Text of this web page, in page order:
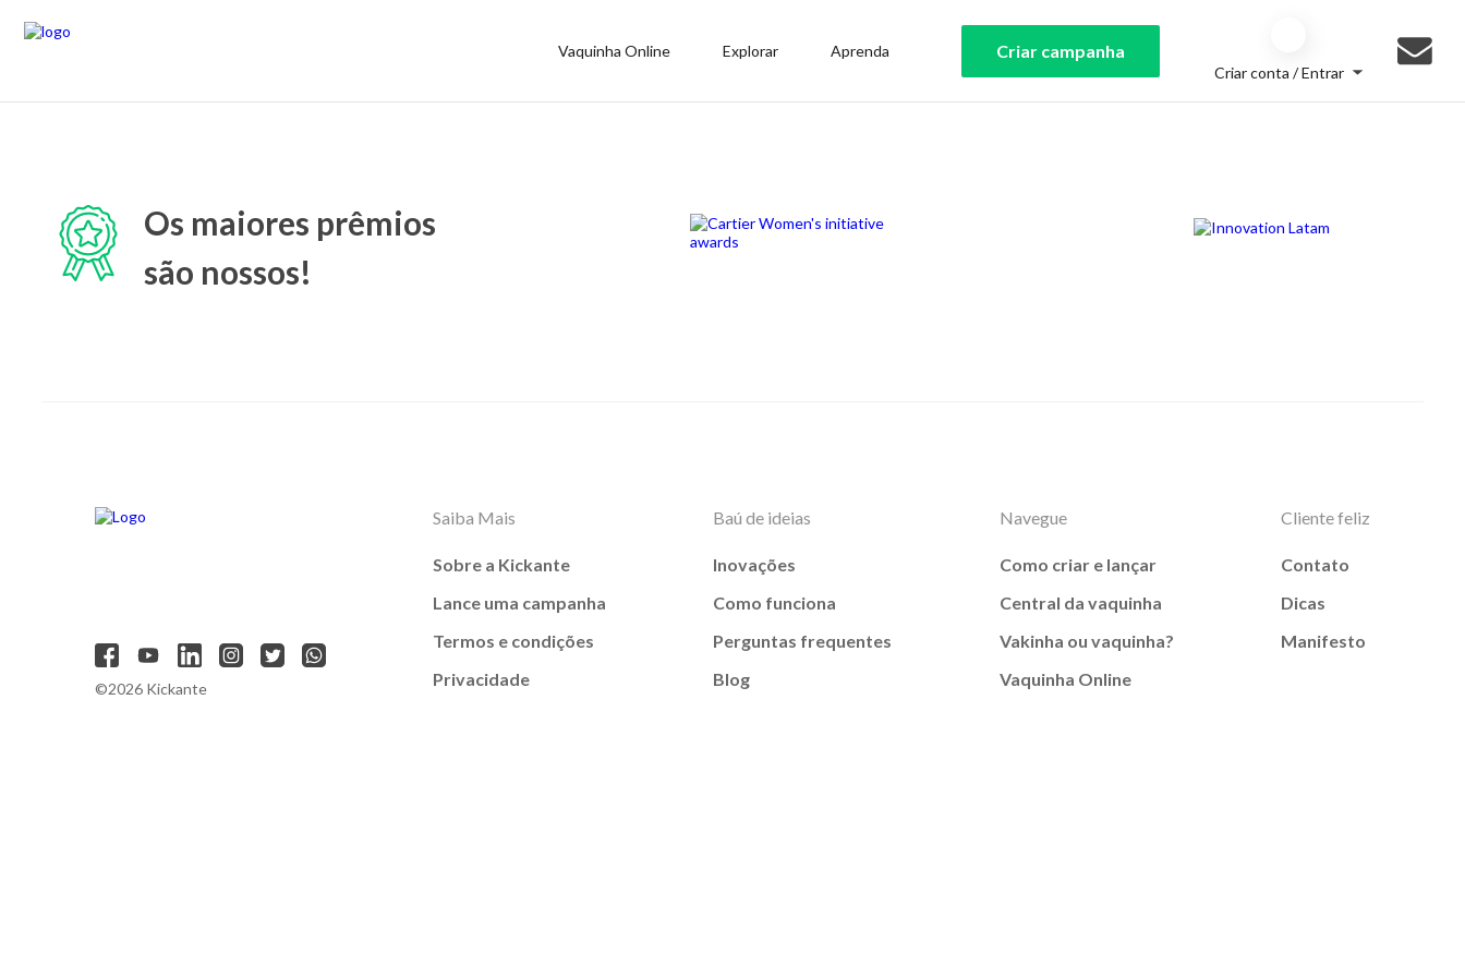
Vaquinha Online Explorar Aprenda Criar campanha
Criar conta / Entrar
Os maiores prêmios
são nossos!
©2026 Kickante
Saiba Mais
Sobre a Kickante
Lance uma campanha
Termos e condições
Privacidade
Baú de ideias
Inovações
Como funciona
Perguntas frequentes
Blog
Navegue
Como criar e lançar
Central da vaquinha
Vakinha ou vaquinha?
Vaquinha Online
Cliente feliz
Contato
Dicas
Manifesto